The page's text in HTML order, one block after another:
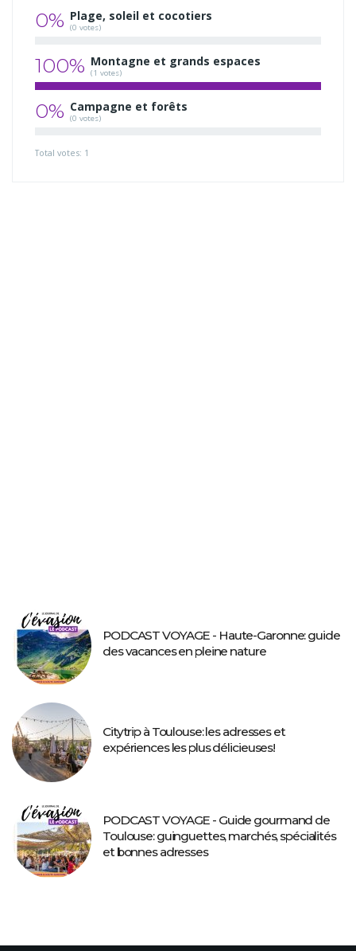
0% Plage, soleil et cocotiers
(0 votes)
100% Montagne et grands espaces
(1 votes)
0% Campagne et forêts
(0 votes)
Total votes: 1
PODCAST VOYAGE - Haute-Garonne: guide
des vacances en pleine nature
Citytrip à Toulouse: les adresses et
expériences les plus délicieuses!
PODCAST VOYAGE - Guide gourmand de
Toulouse: guinguettes, marchés, spécialités
et bonnes adresses